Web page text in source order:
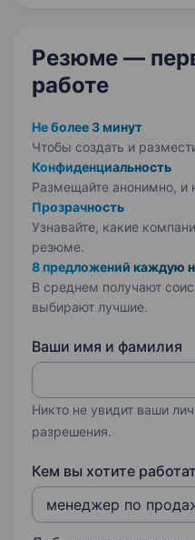
Резюме —
работе
Не более 3 минут
Чтобы создать и
Конфиденциальность
Размещайте анонимно, и
Прозрачность
Узнавайте, какие
резюме.
8 предложений каждую
В среднем получают
выбирают лучшие.
Ваши имя и фамилия
Никто не увидит ваши
разрешения.
Кем вы хотите